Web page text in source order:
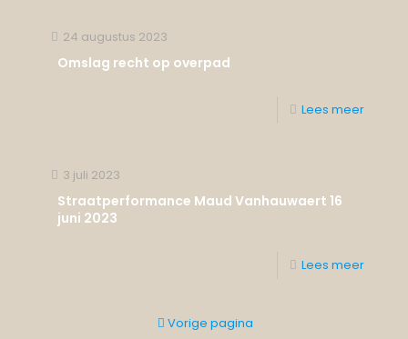
24 augustus 2023
Omslag recht op overpad
Lees meer
3 juli 2023
Straatperformance Maud Vanhauwaert 16
juni 2023
Lees meer
Vorige pagina